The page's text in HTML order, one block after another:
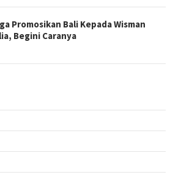
Promosikan Bali Kepada Wisman
Begini Caranya